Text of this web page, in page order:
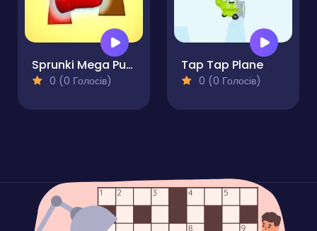
Sprunki Mega Punch
0 (0 Голосів)
Tap Tap Plane
0 (0 Голосів)